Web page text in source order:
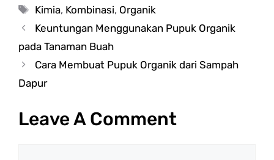
Tags
Kimia, Kombinasi, Organik
Keuntungan Menggunakan Pupuk Organik
pada Tanaman Buah
Cara Membuat Pupuk Organik dari Sampah
Dapur
Leave A Comment